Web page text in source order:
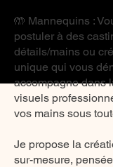
🤲 Mannequins :
postuler à des
détails/mains ou
unique qui vous
accompagne dans
visuels
vos mains sous
Je propose la
sur-mesure,